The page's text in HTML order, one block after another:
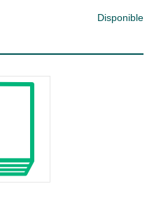
Disponible